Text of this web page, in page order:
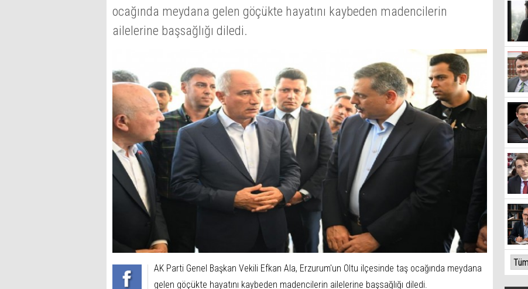
ocağında meydana gelen göçükte hayatını kaybeden madencilerin
ailelerine başsağlığı diledi.
AK Parti Genel Başkan Vekili Efkan Ala, Erzurum'un Oltu ilçesinde taş ocağında meydana
gelen göçükte hayatını kaybeden madencilerin ailelerine başsağlığı diledi.